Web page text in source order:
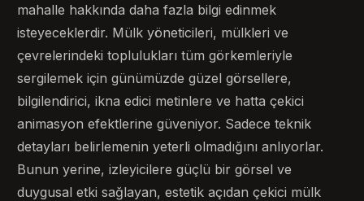
mahalle hakkında daha fazla bilgi edinmek
isteyeceklerdir. Mülk yöneticileri, mülkleri ve
çevrelerindeki toplulukları tüm görkemleriyle
sergilemek için günümüzde güzel görsellere,
bilgilendirici, ikna edici metinlere ve hatta çekici
animasyon efektlerine güveniyor. Sadece teknik
detayları belirlemenin yeterli olmadığını anlıyorlar.
Bunun yerine, izleyicilere güçlü bir görsel ve
duygusal etki sağlayan, estetik açıdan çekici mülk